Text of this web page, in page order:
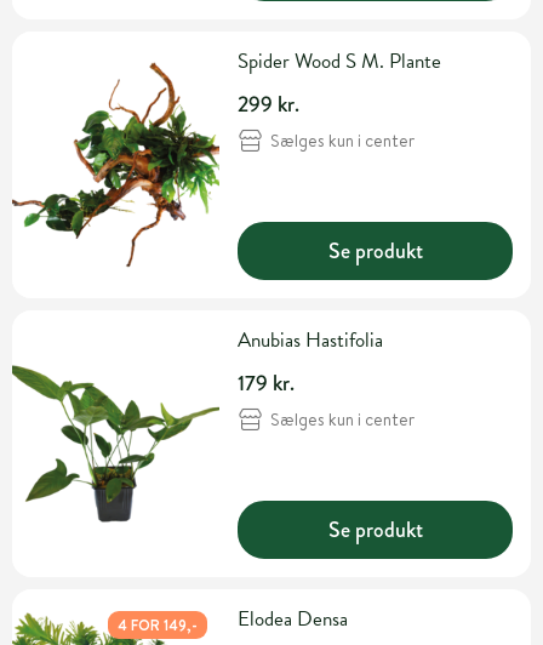
Spider Wood S M. Plante
299 kr.
Sælges kun i center
Se produkt
Anubias Hastifolia
179 kr.
Sælges kun i center
Se produkt
4 FOR 149,- Elodea Densa